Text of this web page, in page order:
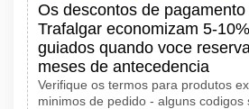
Os descontos de
Trafalgar economizam 5-
guiados quando voce
meses de antecedencia
Verifique os termos para produtos
minimos de pedido - alguns codigos